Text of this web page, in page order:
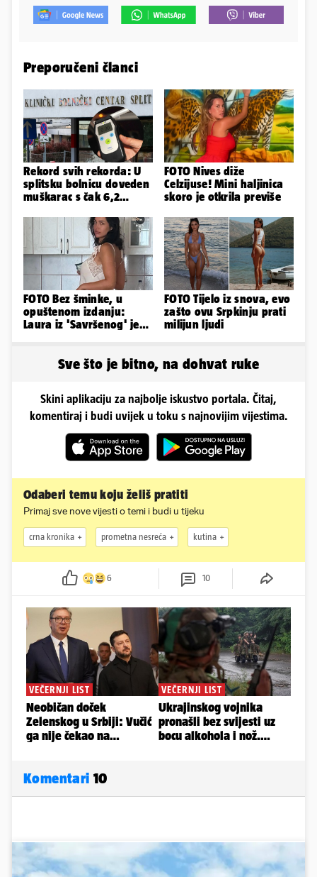
Preporučeni članci
Rekord svih rekorda: U
splitsku bolnicu doveden
muškarac s čak 6,2
FOTO Nives diže
Celzijuse! Mini haljinica
skoro je otkrila previše
FOTO Bez šminke, u
opuštenom izdanju:
Laura iz 'Savršenog' je
FOTO Tijelo iz snova, evo
zašto ovu Srpkinju prati
milijun ljudi
Sve što je bitno, na dohvat ruke
Skini aplikaciju za najbolje iskustvo portala. Čitaj,
komentiraj i budi uvijek u toku s najnovijim vijestima.
Odaberi temu koju želiš pratiti
Primaj sve nove vijesti o temi i budi u tijeku
crna kronika prometna nesreća kutina
6 10
Komentari 10